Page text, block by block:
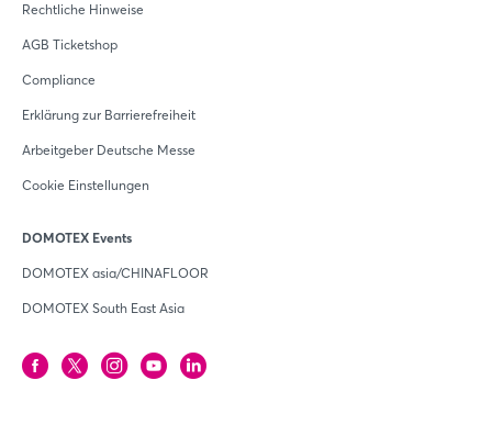
Rechtliche Hinweise
AGB Ticketshop
Compliance
Erklärung zur Barrierefreiheit
Arbeitgeber Deutsche Messe
Cookie Einstellungen
DOMOTEX Events
DOMOTEX asia/CHINAFLOOR
DOMOTEX South East Asia